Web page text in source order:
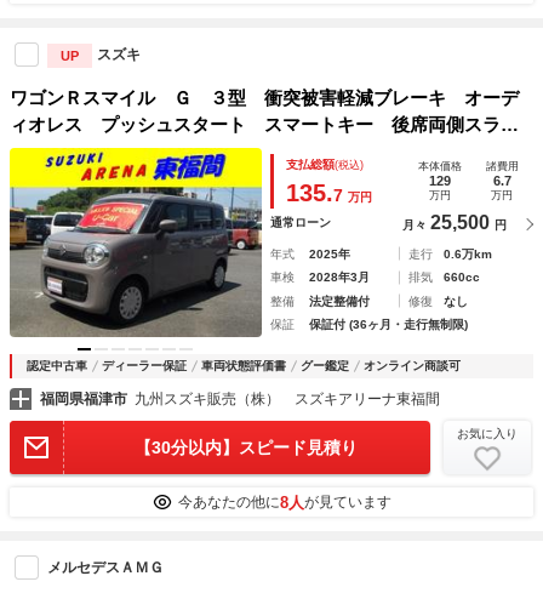
UP スズキ
ワゴンＲスマイル Ｇ ３型 衝突被害軽減ブレーキ オーデ
ィオレス プッシュスタート スマートキー 後席両側スライ
ドドア パーキングセンサー オートライト エアコン パワ
ステ パワーウインド 電動格納ミラー
支払総額(税込)
135.7 万円
本体価格
129
万円
諸費用
6.7
万円
通常ローン 月々 25,500 円
年式 2025年 走行
0.6万km
車検
2028年3月 排気
660cc
整備
法定整備付 修復
なし
保証
保証付 (36ヶ月・走行無制限)
認定中古車 ディーラー保証 車両状態評価書 グー鑑定 オンライン商談可
福岡県福津市 九州スズキ販売（株） スズキアリーナ東福間
【30分以内】スピード見積り
お気に入り
今あなたの他に8人が見ています
メルセデスＡＭＧ